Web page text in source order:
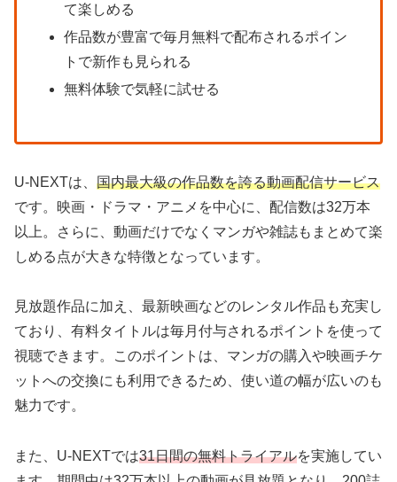
て楽しめる
作品数が豊富で毎月無料で配布されるポイン
トで新作も見られる
無料体験で気軽に試せる
U-NEXTは、 国内最大級の作品数を誇る動画配信サービス
です。映画・ドラマ・アニメを中心に、配信数は32万本
以上。さらに、動画だけでなくマンガや雑誌もまとめて楽
しめる点が大きな特徴となっています。
見放題作品に加え、最新映画などのレンタル作品も充実し
ており、有料タイトルは毎月付与されるポイントを使って
視聴できます。このポイントは、マンガの購入や映画チケ
ットへの交換にも利用できるため、使い道の幅が広いのも
魅力です。
また、U-NEXTでは31日間の無料トライアルを実施してい